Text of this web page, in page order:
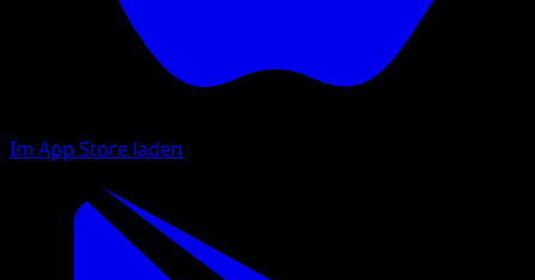
Im App Store laden